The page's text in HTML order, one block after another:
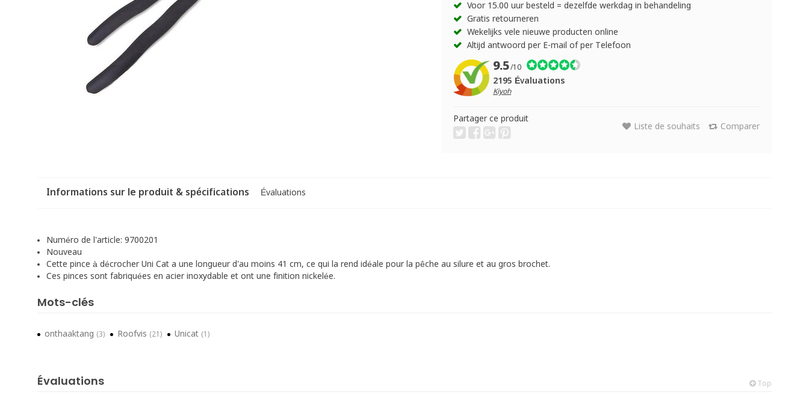
Voor 15.00 uur besteld = dezelfde werkdag in behandeling
Gratis retourneren
Wekelijks vele nieuwe producten online
Altijd antwoord per E-mail of per Telefoon
9.5/10
2195 Évaluations
Kiyoh
Partager ce produit
Liste de souhaits Comparer
Informations sur le produit & spécifications Évaluations
Numéro de l'article: 9700201
Nouveau
Cette pince à décrocher Uni Cat a une longueur d'au moins 41 cm, ce qui la rend idéale pour la pêche au silure et au gros brochet.
Ces pinces sont fabriquées en acier inoxydable et ont une finition nickelée.
Mots-clés
onthaaktang (3) Roofvis (21) Unicat (1)
Évaluations Top